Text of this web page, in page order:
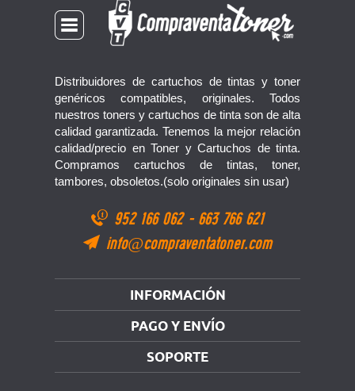
Distribuidores de cartuchos de tintas y toner
genéricos compatibles, originales. Todos
nuestros toners y cartuchos de tinta son de alta
calidad garantizada. Tenemos la mejor relación
calidad/precio en Toner y Cartuchos de tinta.
Compramos cartuchos de tintas, toner,
tambores, obsoletos.(solo originales sin usar)
952 166 062 - 663 766 621
info@compraventatoner.com
INFORMACIÓN
PAGO Y ENVÍO
SOPORTE